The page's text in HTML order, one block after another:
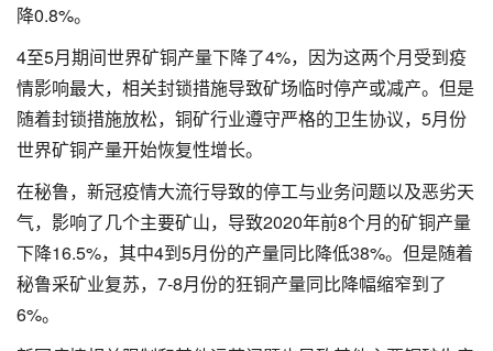
降0.8%。
4至5月期间世界矿铜产量下降了4%，因为这两个月受到疫
情影响最大，相关封锁措施导致矿场临时停产或减产。但是
随着封锁措施放松，铜矿行业遵守严格的卫生协议，5月份
世界矿铜产量开始恢复性增长。
在秘鲁，新冠疫情大流行导致的停工与业务问题以及恶劣天
气，影响了几个主要矿山，导致2020年前8个月的矿铜产量
下降16.5%，其中4到5月份的产量同比降低38%。但是随着
秘鲁采矿业复苏，7-8月份的狂铜产量同比降幅缩窄到了
6%。